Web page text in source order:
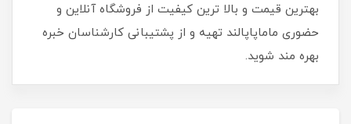
بهترین قیمت و بالا ترین کیفیت از فروشگاه آنلاین و
حضوری ماماپاپالند تهیه و از پشتیبانی کارشناسان خبره
بهره مند شوید.